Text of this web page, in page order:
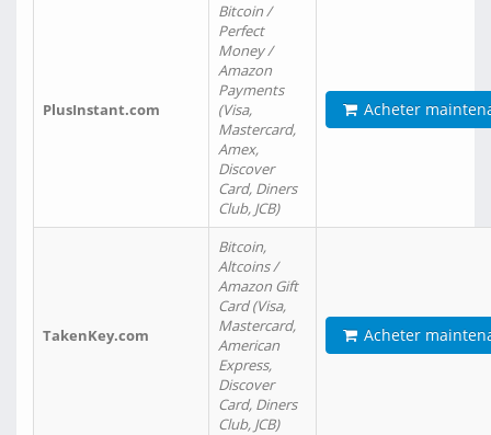
PlusInstant.com
Bitcoin /
Perfect
Money /
Amazon
Payments
(Visa,
Mastercard,
Amex,
Discover
Card, Diners
Club, JCB)
Acheter
TakenKey.com
Bitcoin,
Altcoins /
Amazon Gift
Card (Visa,
Mastercard,
American
Express,
Discover
Card, Diners
Club, JCB)
Acheter